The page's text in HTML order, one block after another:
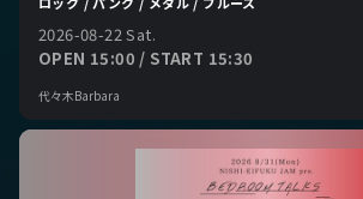
2026-08-22 Sat.
OPEN 15:00 / START 15:30
代々木Barbara